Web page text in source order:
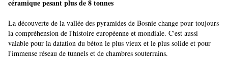
céramique pesant plus de 8 tonnes
La découverte de la vallée des pyramides de Bosnie change pour toujours
la compréhension de l'histoire européenne et mondiale. C'est aussi
valable pour la datation du béton le plus vieux et le plus solide et pour
l'immense réseau de tunnels et de chambres souterrains.